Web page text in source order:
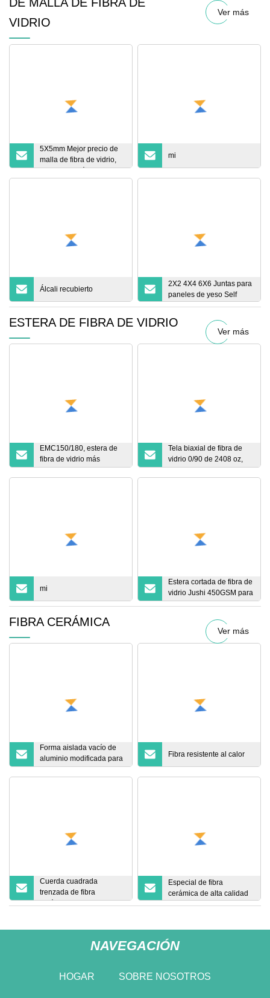
DE MALLA DE FIBRA DE
VIDRIO
Ver más
5X5mm Mejor precio de
malla de fibra de vidrio,
malla azul mármol, malla
uniforme
mi
Álcali recubierto
2X2 4X4 6X6 Juntas para
paneles de yeso Self
ESTERA DE FIBRA DE VIDRIO
Ver más
EMC150/180, estera de
fibra de vidrio más
delgada para techo de
Tela biaxial de fibra de
vidrio 0/90 de 2408 oz,
multicolor
mi
Estera cortada de fibra de
vidrio Jushi 450GSM para
procesamiento de
FIBRA CERÁMICA
Ver más
Forma aislada vacío de
aluminio modificada para
requisitos particulares de
Fibra resistente al calor
Cuerda cuadrada
trenzada de fibra
cerámica, embalaje,
Especial de fibra
cerámica de alta calidad
NAVEGACIÓN
HOGAR SOBRE NOSOTROS